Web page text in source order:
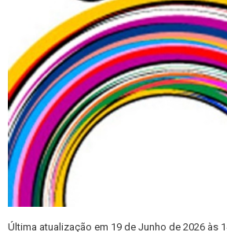
Última atualização em 19 de Junho de 2026 às